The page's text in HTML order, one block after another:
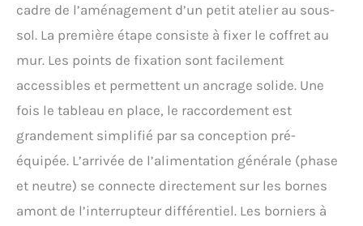
cadre de l’aménagement d’un petit atelier au sous-
sol. La première étape consiste à fixer le coffret au
mur. Les points de fixation sont facilement
accessibles et permettent un ancrage solide. Une
fois le tableau en place, le raccordement est
grandement simplifié par sa conception pré-
équipée. L’arrivée de l’alimentation générale (phase
et neutre) se connecte directement sur les bornes
amont de l’interrupteur différentiel. Les borniers à